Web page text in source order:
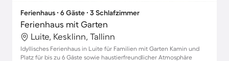
Ferienhaus ∙ 6 Gäste ∙ 3 Schlafzimmer
Ferienhaus mit Garten
Luite, Kesklinn, Tallinn
Idyllisches Ferienhaus in Luite für Familien mit Garten Kamin und
Platz für bis zu 6 Gäste sowie haustierfreundlicher Atmosphäre